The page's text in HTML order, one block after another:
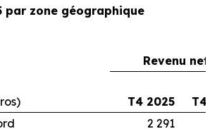
par zone géographique
Revenu net
T4 2025
T4
2 291